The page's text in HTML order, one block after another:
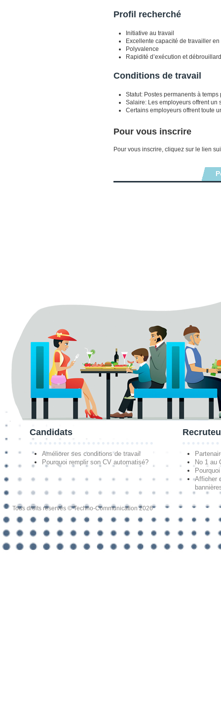
Profil recherché
Initiative au travail
Excellente capacité de travailler
Polyvalence
Rapidité d’exécution et
Conditions de travail
Statut: Postes permanents à
Salaire: Les employeurs offrent un
Certains employeurs offrent toute
Pour vous inscrire
Pour vous inscrire, cliquez sur le lien
Candidats
Améliorer ses conditions de travail
Pourquoi remplir son CV automatisé?
No 1 au
Afficher
Tous droits réservés © Techno-Communication 2026